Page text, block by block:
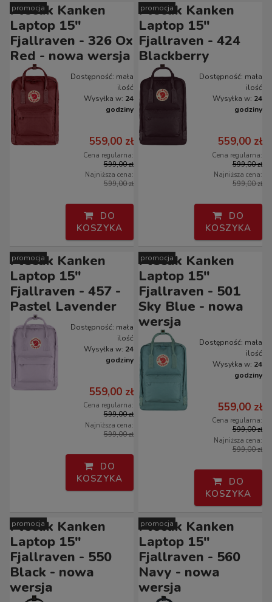
Plecak Kanken
Laptop 15"
Fjallraven - 326 Ox
Red - nowa wersja
Dostępność: mała
ilość
Wysyłka w: 24
godziny
559,00 zł
Cena regularna:
599,00 zł
Najniższa cena:
599,00 zł
DO
KOSZYKA
promocja
Plecak Kanken
Laptop 15"
Fjallraven - 424
Blackberry
Dostępność: mała
ilość
Wysyłka w: 24
godziny
559,00 zł
Cena regularna:
599,00 zł
Najniższa cena:
599,00 zł
DO
KOSZYKA
promocja
Plecak Kanken
Laptop 15"
Fjallraven - 457 -
Pastel Lavender
Dostępność: mała
ilość
Wysyłka w: 24
godziny
559,00 zł
Cena regularna:
599,00 zł
Najniższa cena:
599,00 zł
DO
KOSZYKA
promocja
Plecak Kanken
Laptop 15"
Fjallraven - 501
Sky Blue - nowa
wersja
Dostępność: mała
ilość
Wysyłka w: 24
godziny
559,00 zł
Cena regularna:
599,00 zł
Najniższa cena:
599,00 zł
DO
KOSZYKA
promocja
Plecak Kanken
Laptop 15"
Fjallraven - 550
Black - nowa
wersja
promocja
Plecak Kanken
Laptop 15"
Fjallraven - 560
Navy - nowa
wersja
promocja